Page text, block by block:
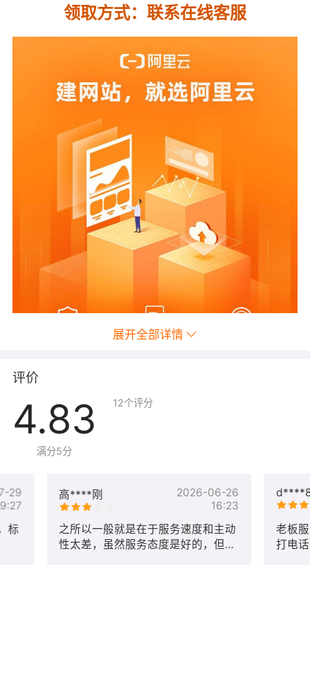
领取方式：联系在线客服
展开全部详情
评价
4.83
满分5分
12个评分
高****刚
2026-06-26
16:23
之所以一般就是在于服务速度和主动
性太差，虽然服务态度是好的，但跟
老板
打电
29
标